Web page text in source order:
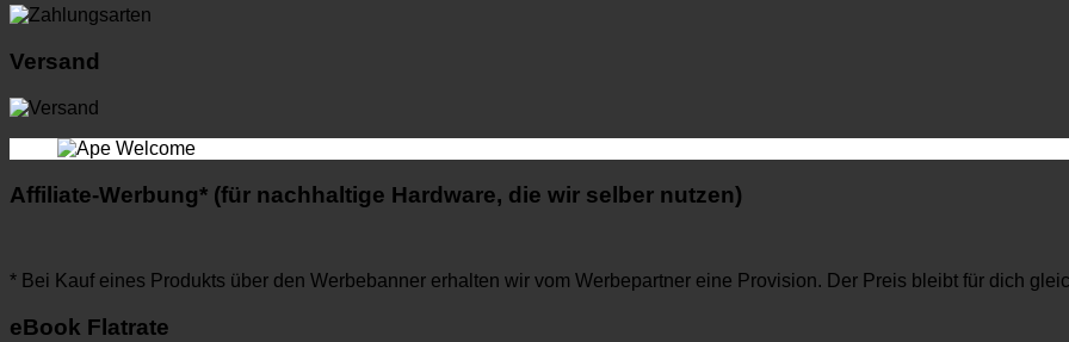
Versand
Affiliate-Werbung* (für nachhaltige Hardware, die wir selber nutzen)
* Bei Kauf eines Produkts über den Werbebanner erhalten wir vom Werbepartner eine Provision. Der Preis bleibt für dich
eBook Flatrate